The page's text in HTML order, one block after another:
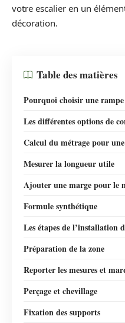
votre escalier en un
décoration.
Table des matières
Pourquoi choisir une rampe
Les différentes options de
Calcul du métrage pour
Mesurer la longueur utile
Ajouter une marge pour le
Formule synthétique
Les étapes de l’installation
Préparation de la zone
Reporter les mesures et
Perçage et chevillage
Fixation des supports